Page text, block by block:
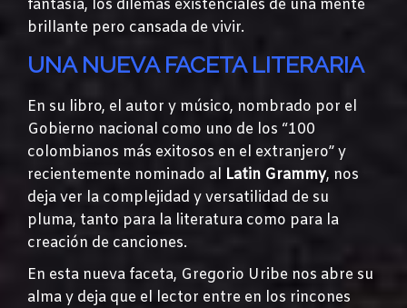
fantasía, los dilemas existenciales de una mente
brillante pero cansada de vivir.
UNA NUEVA FACETA LITERARIA
En su libro, el autor y músico, nombrado por el
Gobierno nacional como uno de los “100
colombianos más exitosos en el extranjero” y
recientemente nominado al Latin Grammy, nos
deja ver la complejidad y versatilidad de su
pluma, tanto para la literatura como para la
creación de canciones.
En esta nueva faceta, Gregorio Uribe nos abre su
alma y deja que el lector entre en los rincones